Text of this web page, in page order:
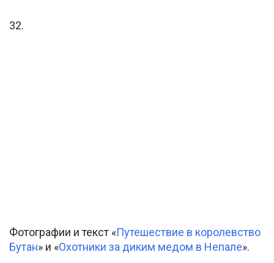
32.
Фотографии и текст «Путешествие в королевство
Бутан» и «Охотники за диким медом в Непале».